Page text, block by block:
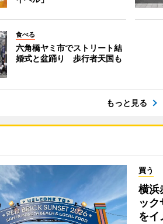
食べる
六角橋ヤミ市でストリート結
婚式と盆踊り 歩行者天国も
もっと見る
買う
横浜
ッ
を